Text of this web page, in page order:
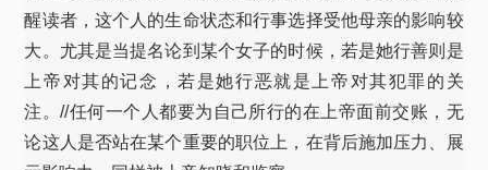
醒读者，这个人的生命状态和行事选择受他母亲的影响较
大。尤其是当提名论到某个女子的时候，若是她行善则是
上帝对其的记念，若是她行恶就是上帝对其犯罪的关
注。//任何一个人都要为自己所行的在上帝面前交账，无
论这人是否站在某个重要的职位上，在背后施加压力、展